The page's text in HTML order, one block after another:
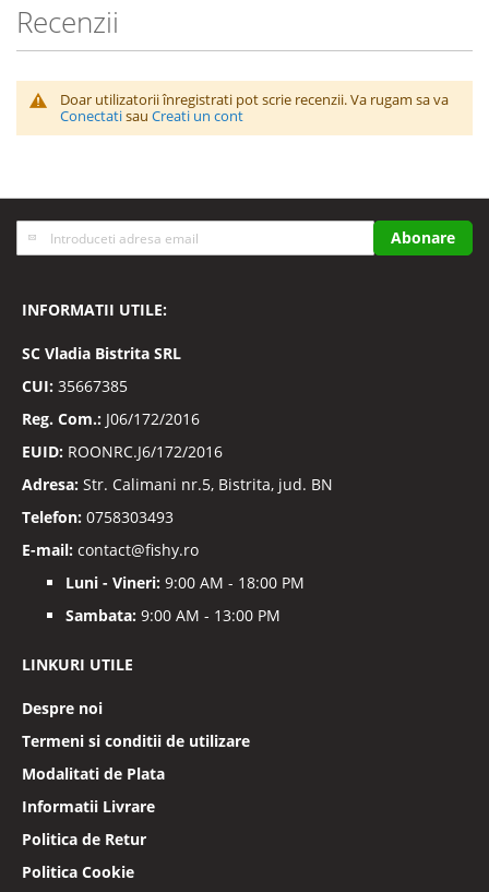
Recenzii
Doar utilizatorii înregistrati pot scrie recenzii. Va rugam sa va
Conectatisau Creati un cont
Inscrieti-
va
noastre
Abonare
INFORMATII UTILE:
SC Vladia Bistrita SRL
CUI: 35667385
Reg. Com.: J06/172/2016
EUID: ROONRC.J6/172/2016
Adresa: Str. Calimani nr.5, Bistrita, jud. BN
Telefon: 0758303493
E-mail: contact@fishy.ro
Luni - Vineri: 9:00 AM - 18:00 PM
Sambata: 9:00 AM - 13:00 PM
LINKURI UTILE
Despre noi
Termeni si conditii de utilizare
Modalitati de Plata
Informatii Livrare
Politica de Retur
Politica Cookie